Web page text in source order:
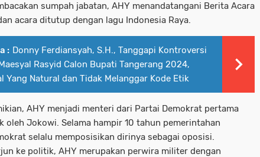
sumpah jabatan, AHY menandatangani Berita Acara
acara ditutup dengan lagu Indonesia Raya.
: Donny Ferdiansyah, S.H., Tanggapi Kontroversi
Rasyid Calon Bupati Tangerang 2024,
Yang Natural dan Tidak Melanggar Kode Etik
AHY menjadi menteri dari Partai Demokrat pertama
oleh Jokowi. Selama hampir 10 tahun pemerintahan
selalu memposisikan dirinya sebagai oposisi.
ke politik, AHY merupakan perwira militer dengan